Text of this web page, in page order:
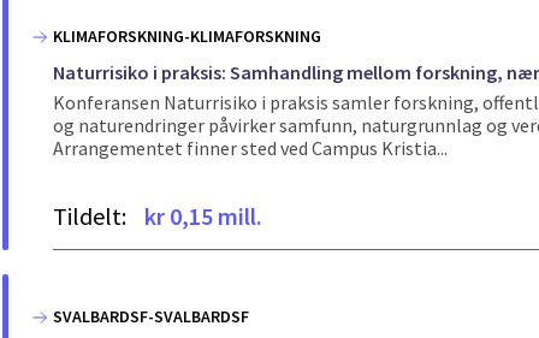
KLIMAFORSKNING-KLIMAFORSKNING
Naturrisiko i praksis: Samhandling mellom forskning,
Konferansen Naturrisiko i praksis samler forskning,
og naturendringer påvirker samfunn, naturgrunnlag og
Arrangementet finner sted ved Campus Kristia...
Tildelt: kr 0,15 mill.
SVALBARDSF-SVALBARDSF